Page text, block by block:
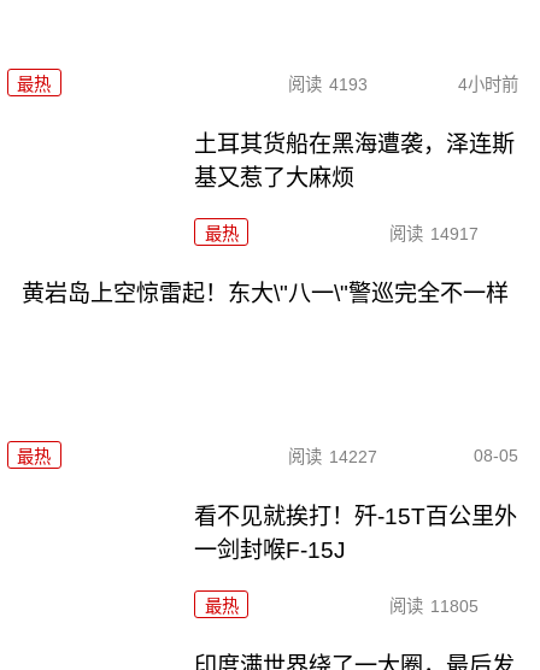
最热 阅读 4193 4小时前
土耳其货船在黑海遭袭，泽连斯
基又惹了大麻烦
最热 阅读 14917
黄岩岛上空惊雷起！东大\"八一\"警巡完全不一样
最热 阅读 14227 08-05
看不见就挨打！歼-15T百公里外
一剑封喉F-15J
最热 阅读 11805